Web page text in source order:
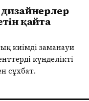
қайта
киімді заманауи
күнделікті
сұхбат.